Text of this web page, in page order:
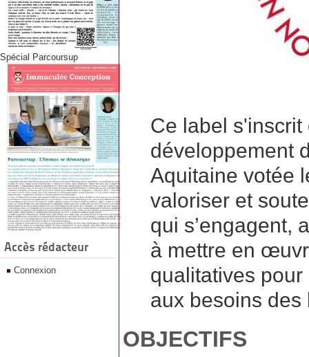
Spécial Parcoursup
Accès rédacteur
Connexion
Ce label
développement
Aquitaine votée
valoriser et
qui s’engagent,
à mettre en
qualitatives pour
aux besoins
OBJECTIFS